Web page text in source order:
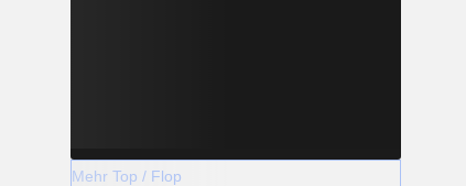
Mehr Top / Flop